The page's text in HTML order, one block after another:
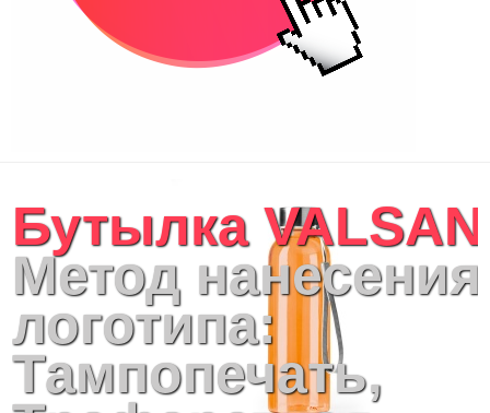
Сумки дорожные
Текстиль для ванной комнаты
Кухонные приспособления
Кухонный текстиль
Ножи разделочные доски
Фоторамки и фотоальбомы
Уход за обувью
Игрушки
Бутылка VALSAN
Метод нанесения
логотипа:
Тампопечать,